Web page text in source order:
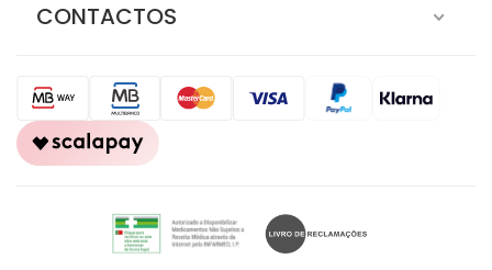
CONTACTOS